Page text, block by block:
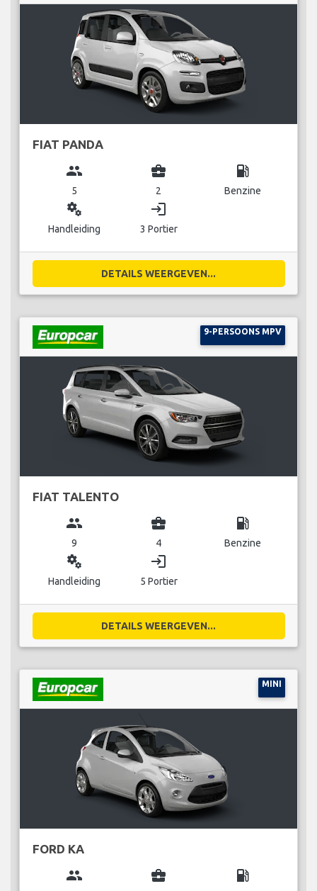
FIAT PANDA
group
5
business_center
2
local_gas_station
Benzine
miscellaneous_services
Handleiding
login
3 Portier
DETAILS WEERGEVEN...
9-PERSOONS MPV
FIAT TALENTO
group
9
business_center
4
local_gas_station
Benzine
miscellaneous_services
Handleiding
login
5 Portier
DETAILS WEERGEVEN...
MINI
FORD KA
group business_center local_gas_station